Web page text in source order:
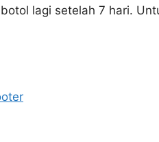
lagi setelah 7 hari.